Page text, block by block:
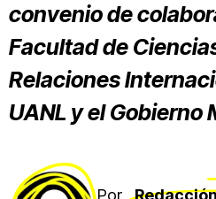
convenio de
Facultad de
Relaciones
UANL y el Gobierno
Por